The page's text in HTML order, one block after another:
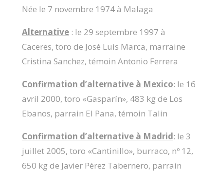
Née le 7 novembre 1974 à Malaga
Alternative: le 29 septembre 1997 à
Caceres, toro de José Luis Marca, marraine
Cristina Sanchez, témoin Antonio Ferrera
Confirmation d’alternative à Mexico: le 16
avril 2000, toro «Gasparín», 483 kg de Los
Ebanos, parrain El Pana, témoin Talin
Confirmation d’alternative à Madrid: le 3
juillet 2005, toro «Cantinillo», burraco, nº 12,
650 kg de Javier Pérez Tabernero, parrain